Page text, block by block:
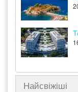
Найсвіжіші